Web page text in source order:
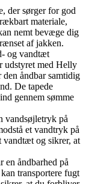
der sørger for god
materiale,
nemt bevæge dig
af jakken.
og vandtæt
udstyret med Helly
åndbar samtidig
De tapede
gennem sømme
vandsøjletryk på
et vandtryk på
vandtæt og sikrer, at
en åndbarhed på
transportere fugt